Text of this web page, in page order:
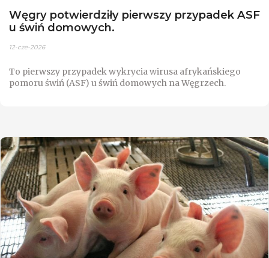
Węgry potwierdziły pierwszy przypadek ASF
u świń domowych.
12-cze-2026
To pierwszy przypadek wykrycia wirusa afrykańskiego
pomoru świń (ASF) u świń domowych na Węgrzech.